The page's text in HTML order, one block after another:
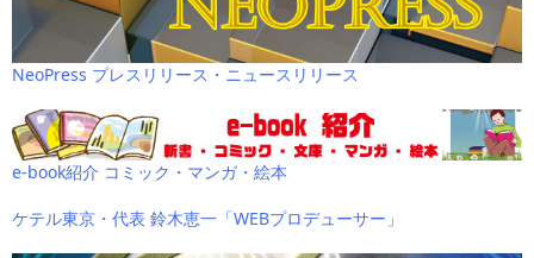
NeoPress プレスリリース・ニュースリリース
e-book紹介 コミック・マンガ・絵本
ケテル東京・代表 鈴木恵一「WEBプロデューサー」